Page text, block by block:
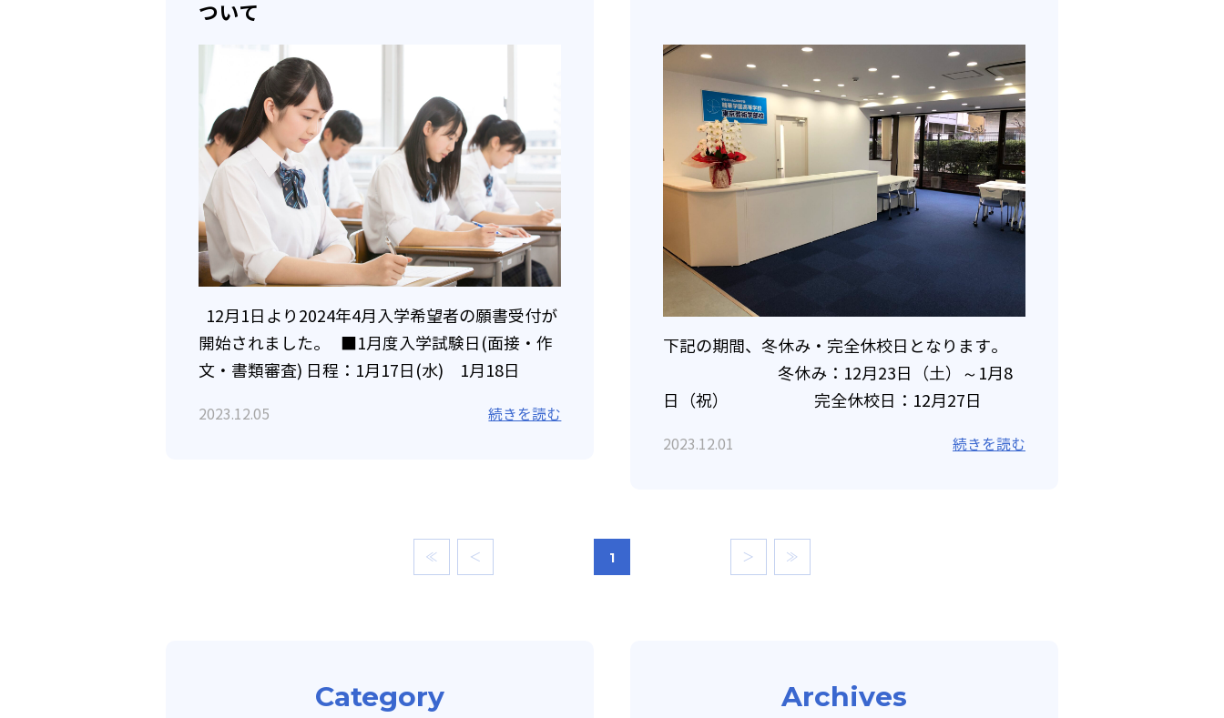
ついて
12月1日より2024年4月入学希望者の願書受付が
開始されました。 ■1月度入学試験日(面接・作
文・書類審査) 日程：1月17日(水) 1月18日
2023.12.05 続きを読む
下記の期間、冬休み・完全休校日となります。
冬休み：12月23日（土）～1月8
日（祝） 完全休校日：12月27日
2023.12.01 続きを読む
≪ ＜ 1 ＞ ≫
Category Archives